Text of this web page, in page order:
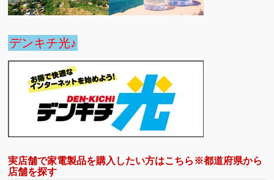
デンキチ光♪
実店舗で家電製品を購入したい方はこちら※都道府県から
店舗を探す